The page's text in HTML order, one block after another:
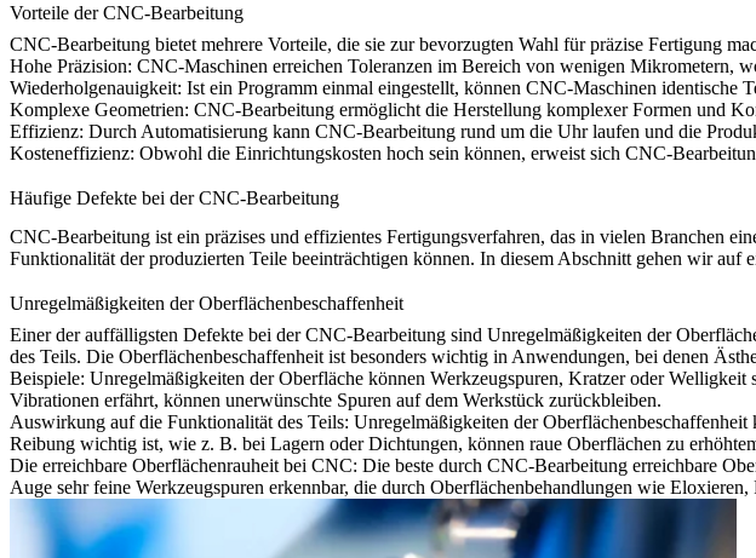
Vorteile der CNC-Bearbeitung
CNC-Bearbeitung bietet mehrere Vorteile, die sie zur bevorzugten Wahl für präzise Fertigung
Hohe Präzision: CNC-Maschinen erreichen Toleranzen im Bereich von wenigen Mikrometern,
Wiederholgenauigkeit: Ist ein Programm einmal eingestellt, können CNC-Maschinen identische
Komplexe Geometrien: CNC-Bearbeitung ermöglicht die Herstellung komplexer Formen und
Effizienz: Durch Automatisierung kann CNC-Bearbeitung rund um die Uhr laufen und die
Kosteneffizienz: Obwohl die Einrichtungskosten hoch sein können, erweist sich CNC-
Häufige Defekte bei der CNC-Bearbeitung
CNC-Bearbeitung ist ein präzises und effizientes Fertigungsverfahren, das in vielen Branchen
Funktionalität der produzierten Teile beeinträchtigen können. In diesem Abschnitt gehen wir
Unregelmäßigkeiten der Oberflächenbeschaffenheit
Einer der auffälligsten Defekte bei der CNC-Bearbeitung sind Unregelmäßigkeiten der
des Teils. Die Oberflächenbeschaffenheit ist besonders wichtig in Anwendungen, bei denen
Beispiele: Unregelmäßigkeiten der Oberfläche können Werkzeugspuren, Kratzer oder
Vibrationen erfährt, können unerwünschte Spuren auf dem Werkstück zurückbleiben.
Auswirkung auf die Funktionalität des Teils: Unregelmäßigkeiten der
Reibung wichtig ist, wie z. B. bei Lagern oder Dichtungen, können raue Oberflächen zu
Die erreichbare Oberflächenrauheit bei CNC: Die beste durch CNC-Bearbeitung erreichbare
Auge sehr feine Werkzeugspuren erkennbar, die durch Oberflächenbehandlungen wie